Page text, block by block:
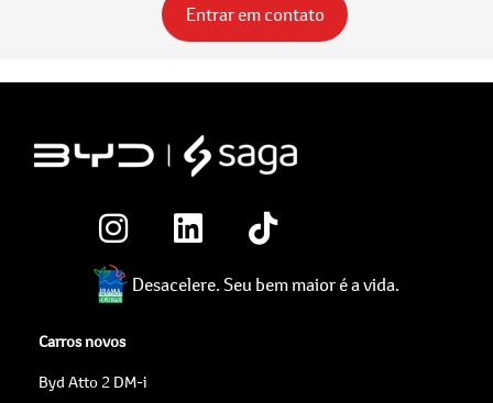
Entrar em contato
Desacelere. Seu bem maior é a vida.
Carros novos
Byd Atto 2 DM-i